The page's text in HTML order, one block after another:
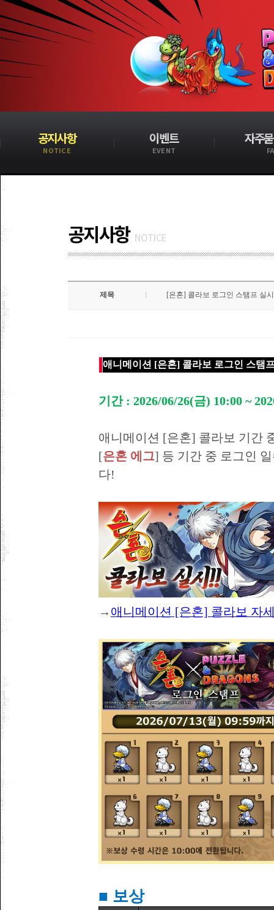
공지사항
NOTICE
이벤트
EVENT
자주
공지사항 NOTICE
제목 [은혼] 콜라보 로그인 스탬프 실